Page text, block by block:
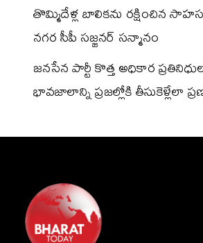
తొమ్మిదేళ్ల బాలికను రక్షించిన
నగర సీపీ సజ్జనర్ సన్మానం
జనసేన పార్టీ కొత్త అధికార
భావజాలాన్ని ప్రజల్లోకి తీసుకెళ్లేలా